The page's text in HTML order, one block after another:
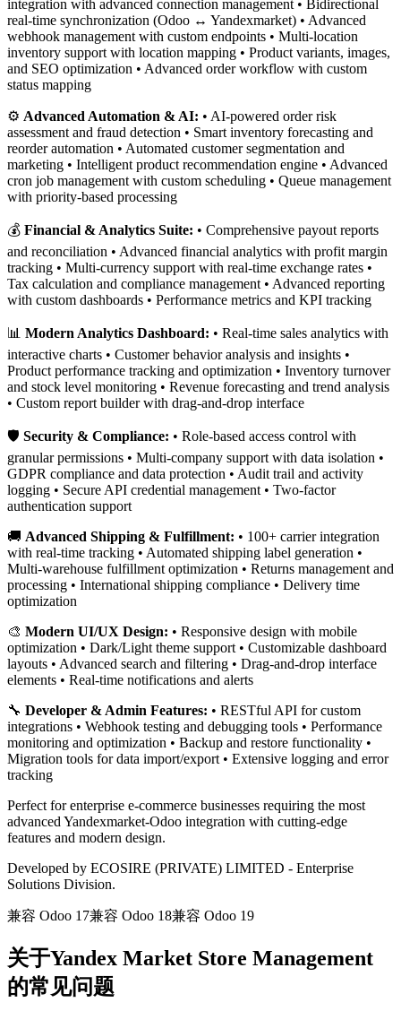
integration with advanced connection management • Bidirectional
real-time synchronization (Odoo ↔ Yandexmarket) • Advanced
webhook management with custom endpoints • Multi-location
inventory support with location mapping • Product variants, images,
and SEO optimization • Advanced order workflow with custom
status mapping
⚙️ Advanced Automation & AI: • AI-powered order risk
assessment and fraud detection • Smart inventory forecasting and
reorder automation • Automated customer segmentation and
marketing • Intelligent product recommendation engine • Advanced
cron job management with custom scheduling • Queue management
with priority-based processing
💰 Financial & Analytics Suite: • Comprehensive payout reports
and reconciliation • Advanced financial analytics with profit margin
tracking • Multi-currency support with real-time exchange rates •
Tax calculation and compliance management • Advanced reporting
with custom dashboards • Performance metrics and KPI tracking
📊 Modern Analytics Dashboard: • Real-time sales analytics with
interactive charts • Customer behavior analysis and insights •
Product performance tracking and optimization • Inventory turnover
and stock level monitoring • Revenue forecasting and trend analysis
• Custom report builder with drag-and-drop interface
🛡️ Security & Compliance: • Role-based access control with
granular permissions • Multi-company support with data isolation •
GDPR compliance and data protection • Audit trail and activity
logging • Secure API credential management • Two-factor
authentication support
🚚 Advanced Shipping & Fulfillment: • 100+ carrier integration
with real-time tracking • Automated shipping label generation •
Multi-warehouse fulfillment optimization • Returns management and
processing • International shipping compliance • Delivery time
optimization
🎨 Modern UI/UX Design: • Responsive design with mobile
optimization • Dark/Light theme support • Customizable dashboard
layouts • Advanced search and filtering • Drag-and-drop interface
elements • Real-time notifications and alerts
🔧 Developer & Admin Features: • RESTful API for custom
integrations • Webhook testing and debugging tools • Performance
monitoring and optimization • Backup and restore functionality •
Migration tools for data import/export • Extensive logging and error
tracking
Perfect for enterprise e-commerce businesses requiring the most
advanced Yandexmarket-Odoo integration with cutting-edge
features and modern design.
Developed by ECOSIRE (PRIVATE) LIMITED - Enterprise
Solutions Division.
兼容 Odoo 17兼容 Odoo 18兼容 Odoo 19
关于Yandex Market Store Management
的常见问题